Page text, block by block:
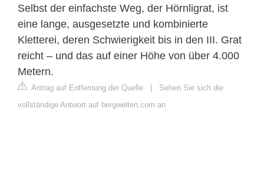
Selbst der einfachste Weg, der Hörnligrat, ist
eine lange, ausgesetzte und kombinierte
Kletterei, deren Schwierigkeit bis in den III. Grat
reicht – und das auf einer Höhe von über 4.000
Metern.
Antrag auf Entfernung der Quelle | Sehen Sie sich die
vollständige Antwort auf bergwelten.com an